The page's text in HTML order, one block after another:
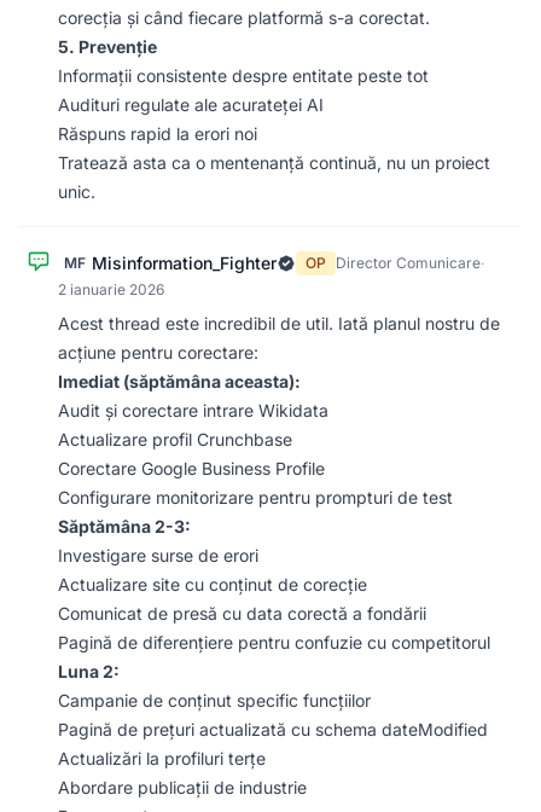
corecția și când fiecare platformă s-a corectat.
5. Prevenție
Informații consistente despre entitate peste tot
Audituri regulate ale acurateței AI
Răspuns rapid la erori noi
Tratează asta ca o mentenanță continuă, nu un proiect
unic.
MF Misinformation_Fighter OP Director Comunicare·
2 ianuarie 2026
Acest thread este incredibil de util. Iată planul nostru de
acțiune pentru corectare:
Imediat (săptămâna aceasta):
Audit și corectare intrare Wikidata
Actualizare profil Crunchbase
Corectare Google Business Profile
Configurare monitorizare pentru prompturi de test
Săptămâna 2-3:
Investigare surse de erori
Actualizare site cu conținut de corecție
Comunicat de presă cu data corectă a fondării
Pagină de diferențiere pentru confuzie cu competitorul
Luna 2:
Campanie de conținut specific funcțiilor
Pagină de prețuri actualizată cu schema dateModified
Actualizări la profiluri terțe
Abordare publicații de industrie